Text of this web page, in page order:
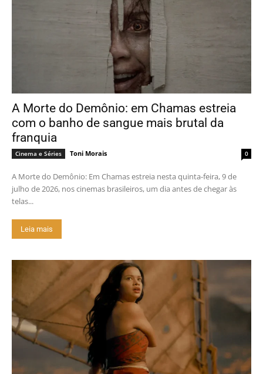
A Morte do Demônio: em Chamas estreia
com o banho de sangue mais brutal da
franquia
Cinema e Séries Toni Morais 0
A Morte do Demônio: Em Chamas estreia nesta quinta-feira, 9 de
julho de 2026, nos cinemas brasileiros, um dia antes de chegar às
telas...
Leia mais